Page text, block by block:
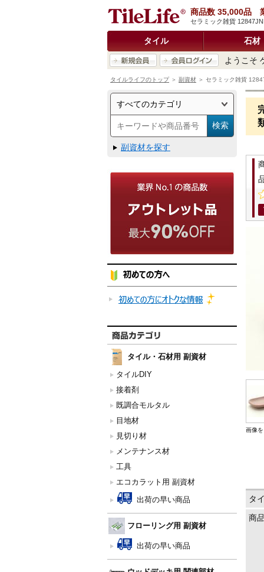
セラミック雑貨
商品数 35,000品
タイル 石材
ようこそ
タイルライフのトップ＞ 副資材 ＞ セラミック雑貨
副資材を探す
タイル・石材用 副資材
タイルDIY
接着剤
既調合モルタル
目地材
見切り材
メンテナンス材
工具
エコカラット用 副資材
出荷の早い商品
フローリング用 副資材
出荷の早い商品
画像
タ
商